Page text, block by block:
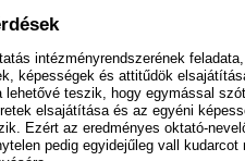
intézményrendszerének
képességek és attitűdök
lehetővé teszik, hogy egymással
elsajátítása és az egyéni
Ezért az eredményes oktató-
pedig egyidejűleg vall